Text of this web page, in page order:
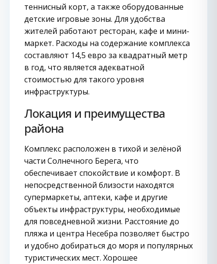
теннисный корт, а также оборудованные
детские игровые зоны. Для удобства
жителей работают ресторан, кафе и мини-
маркет. Расходы на содержание комплекса
составляют 14,5 евро за квадратный метр
в год, что является адекватной
стоимостью для такого уровня
инфраструктуры.
Локация и преимущества
района
Комплекс расположен в тихой и зелёной
части Солнечного Берега, что
обеспечивает спокойствие и комфорт. В
непосредственной близости находятся
супермаркеты, аптеки, кафе и другие
объекты инфраструктуры, необходимые
для повседневной жизни. Расстояние до
пляжа и центра Несебра позволяет быстро
и удобно добираться до моря и популярных
туристических мест. Хорошее